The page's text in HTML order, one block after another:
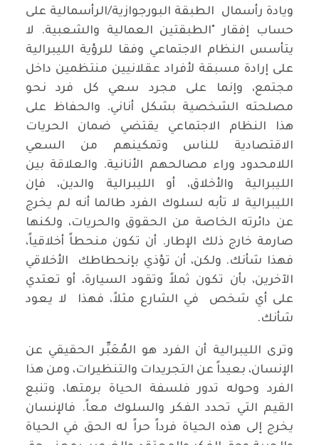
ويادة رأسمال الطبقة البورجوازية/الرأسمالية على
حساب إفقار "الطبقتين العمالية والشعبية. لا
يتأسس النظام الاجتماعي وفقا للرؤية الليبرالية
على إرادة مسبقة لأفراد عقلانيين منتظمين داخل
مجتمع، وإنما على مجرد سعي كل فرد نحو
مصلحته الشخصية بشكل أناني. والحفاظ على
هذا النظام الاجتماعي يقتضي ضمان الحريات
الاقتصادية للناس وتمكينهم من السعي
اللامحدود وراء مصالحهم الأنانية. والعلاقة بين
الليبرالية والأخلاق، أو الليبرالية والدين، فإن
الليبرالية لا تأبه لسلوك الفرد طالما أنه لم يخرج
عن دائرته الخاصة من الحقوق والحريات، ولكنها
صارمة خارج ذلك الإطار. أن تكون منحطاً أخلاقياً،
فهذا شأنك. ولكن، أن تؤذي بإنحطاطك الأخلاقي
الآخرين، بأن تكون ثملاً وتقود السيارة، أو تعتدي
على أي شخص في الشارع مثلاً، فهذا لا يعود
شأنك.
وترى الليبرالية أن الفرد هو المُعَبِّر الحقيقي عن
الإنسان، بعيداً عن التجريدات والتنظيرات، ومن هذا
الفرد وحوله تدور فلسفة الحياة برمتها، وتنبع
القيم التي تحدد الفكر والسلوك معاً. فالإنسان
يخرج إلى هذه الحياة فرداً حراً له الحق في الحياة